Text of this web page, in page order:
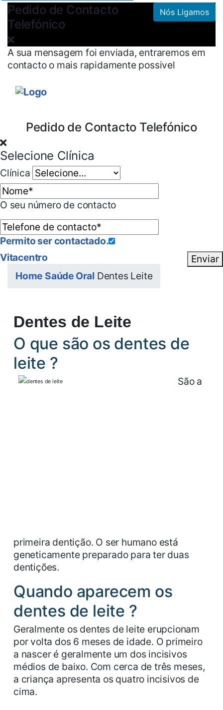
Nós Ligamos
Pedido de Contacto
Telefónico
A sua mensagem foi enviada, entraremos em
contacto o mais rapidamente possivel
Pedido de Contacto Telefónico
Selecione Clínica
Clínica
O seu número de contacto
Permito ser contactado.
Enviar
Vitacentro
Home Saúde Oral Dentes Leite
Dentes de Leite
O que são os dentes de
leite ?
São a
primeira dentição. O ser humano está
geneticamente preparado para ter duas
dentições.
Quando aparecem os
dentes de leite ?
Geralmente os dentes de leite erupcionam
por volta dos 6 meses de idade. O primeiro
a nascer é geralmente um dos incisivos
médios de baixo. Com cerca de três meses,
a criança apresenta os quatro incisivos de
cima.